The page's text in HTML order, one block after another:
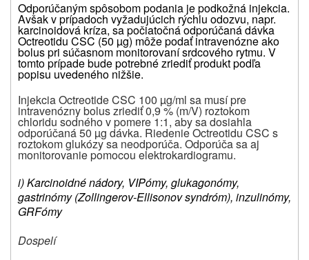
Odporúčaným spôsobom podania je podkožná injekcia.
Avšak v prípadoch vyžadujúcich rýchlu odozvu, napr.
karcinoidová kríza, sa počiatočná odporúčaná dávka
Octreotidu CSC (50 µg) môže podať intravenózne ako
bolus pri súčasnom monitorovaní srdcového rytmu. V
tomto prípade bude potrebné zriediť produkt podľa
popisu uvedeného nižšie.
Injekcia Octreotide CSC 100 µg/ml sa musí pre
intravenózny bolus zriediť 0,9 % (m/V) roztokom
chloridu sodného v pomere 1:1, aby sa dosiahla
odporúčaná 50 µg dávka. Riedenie Octreotidu CSC s
roztokom glukózy sa neodporúča. Odporúča sa aj
monitorovanie pomocou elektrokardiogramu.
i) Karcinoidné nádory, VIPómy, glukagonómy,
gastrinómy (Zollingerov-Ellisonov syndróm), inzulinómy,
GRFómy
Dospelí